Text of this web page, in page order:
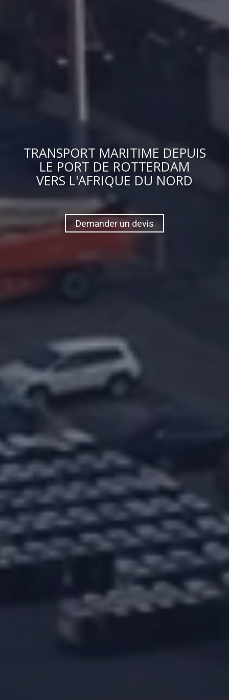
TRANSPORT MARITIME DEPUIS
LE PORT DE ROTTERDAM
VERS L'AFRIQUE DU NORD
Demander un devis